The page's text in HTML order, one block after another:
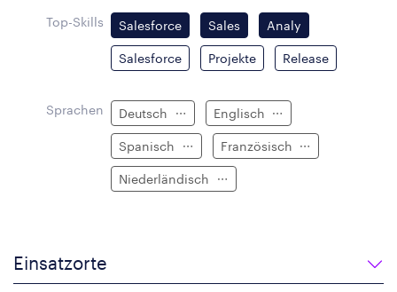
Top-Skills Salesforce Sales Analy
Salesforce Projekte Release
Sprachen Deutsch Englisch
Spanisch Französisch
Niederländisch
Einsatzorte